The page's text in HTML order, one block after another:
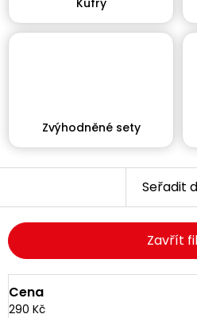
Zvýhodněné sety
Seřadit
Zavřít
Cena
290 Kč